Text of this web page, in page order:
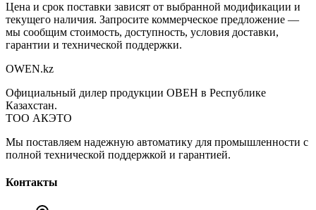
Цена и срок поставки зависят от выбранной модификации и
текущего наличия. Запросите коммерческое предложение —
мы сообщим стоимость, доступность, условия доставки,
гарантии и технической поддержки.
OWEN.kz
Официальный дилер продукции ОВЕН в Республике
Казахстан.
ТОО АКЭТО
Мы поставляем надежную автоматику для промышленности с
полной технической поддержкой и гарантией.
Контакты